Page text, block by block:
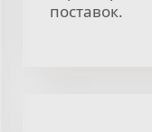
поставок.